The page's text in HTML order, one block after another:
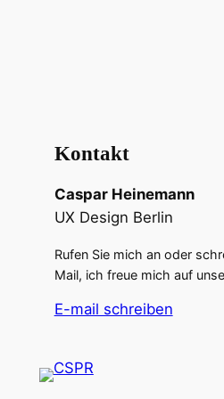
Kontakt
Caspar Heinemann
UX Design Berlin
Rufen Sie mich an oder
Mail, ich freue mich auf
E-mail schreiben